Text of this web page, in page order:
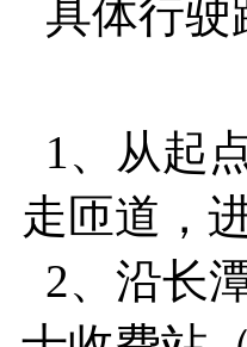
具体行驶
1、从起
走匝道，
2、沿长